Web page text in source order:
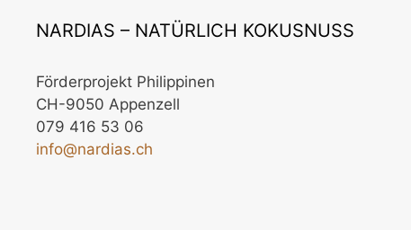
NARDIAS – NATÜRLICH KOKUSNUSS
Förderprojekt Philippinen
CH-9050 Appenzell
079 416 53 06
info@nardias.ch